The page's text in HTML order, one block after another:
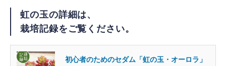
虹の玉の詳細は、
栽培記録をご覧ください。
初心者のためのセダム「虹の玉・オーロラ」